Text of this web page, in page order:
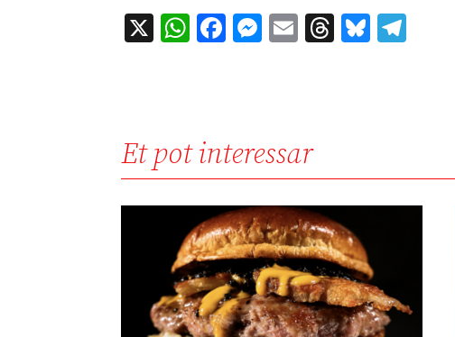
X WhatsApp
Facebook
Messenger
EmailThreads
Bluesky
Et pot interessar